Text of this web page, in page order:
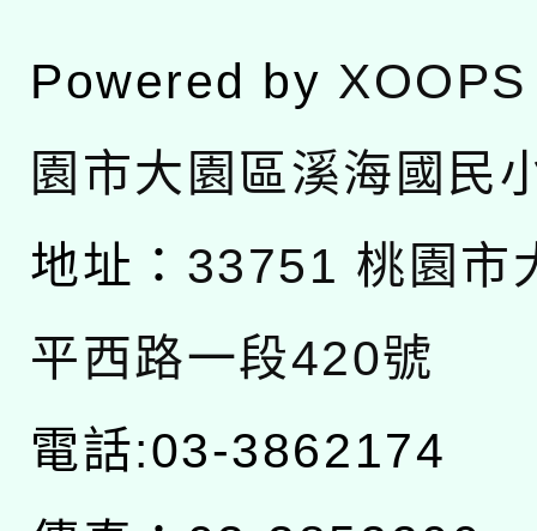
Powered by XOOPS
園市大園區溪海國民
地址： 33751 桃園市
平西路一段420號
電話:03-3862174